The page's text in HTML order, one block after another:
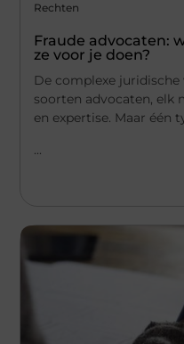
Rechten
Fraude advocaten:
ze voor je doen?
De complexe
soorten advocaten, elk
en expertise. Maar één
...